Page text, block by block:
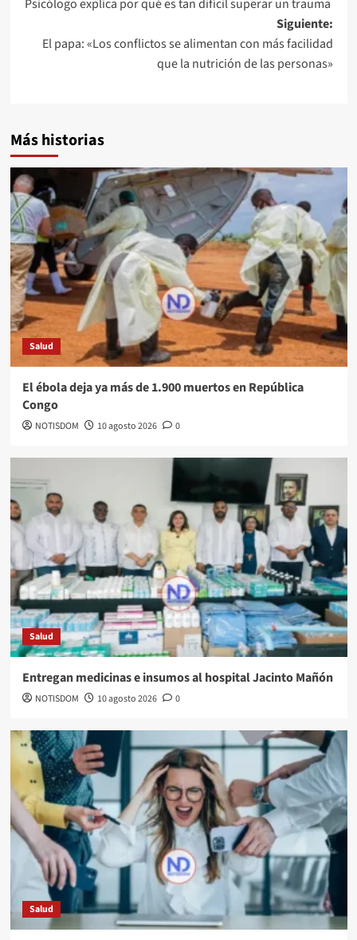
Psicólogo explica por qué es tan difícil superar un trauma
Siguiente:
El papa: «Los conflictos se alimentan con más facilidad
que la nutrición de las personas»
Más historias
Salud
El ébola deja ya más de 1.900 muertos en República
Congo
NOTISDOM 10 agosto 2026 0
Salud
Entregan medicinas e insumos al hospital Jacinto Mañón
NOTISDOM 10 agosto 2026 0
Salud